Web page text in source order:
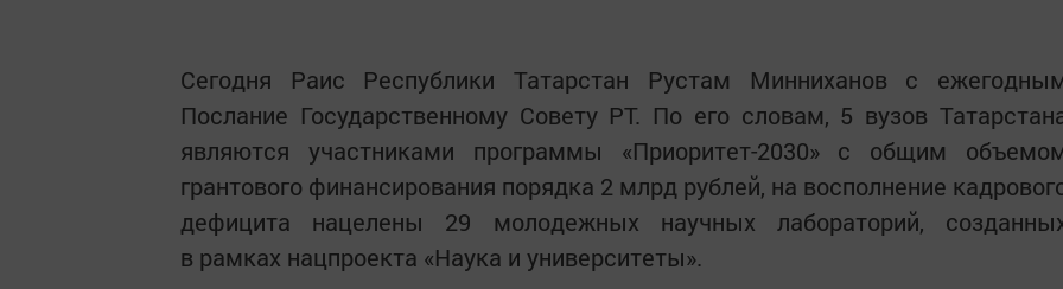
Сегодня Раис Республики Татарстан Рустам Минниханов с
Послание Государственному Совету РТ. По его словам, 5 вузов
являются участниками программы «Приоритет-2030» с общим
грантового финансирования порядка 2 млрд рублей, на восполнение
дефицита нацелены 29 молодежных научных лабораторий,
в рамках нацпроекта «Наука и университеты».